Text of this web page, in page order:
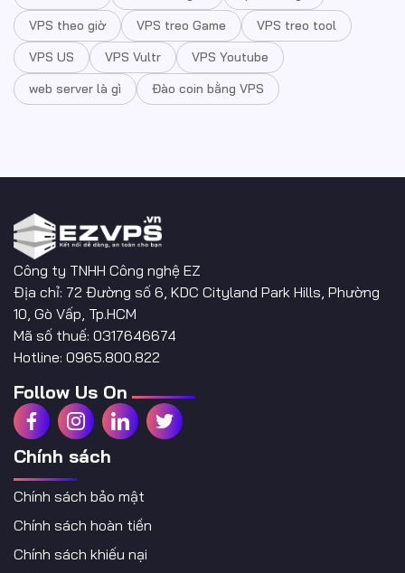
VPS theo giờ
VPS treo Game
VPS treo tool
VPS US
VPS Vultr
VPS Youtube
web server là gì
Đào coin bằng VPS
Công ty TNHH Công nghệ EZ
Địa chỉ: 72 Đường số 6, KDC Cityland Park Hills, Phường
10, Gò Vấp, Tp.HCM
Mã số thuế: 0317646674
Hotline: 0965.800.822
Follow Us On
Chính sách
Chính sách bảo mật
Chính sách hoàn tiền
Chính sách khiếu nại